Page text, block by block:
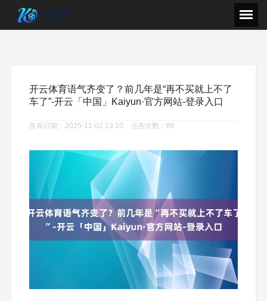
开云体育语气齐变了？前几年是“再不买就上不了
车了”-开云「中国」Kaiyun·官方网站-登录入口
发布日期：2025-11-02 13:10 点击次数：86